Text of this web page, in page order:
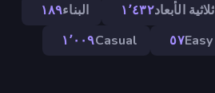
ثلاثية الأبعاد١٬٤٣٢ البناء١٨٩
Easy٥٧ Casual١٬٠٠٩